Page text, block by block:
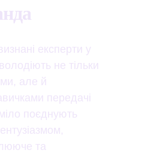
експерти у
не тільки
але й
передачі
поєднують
та